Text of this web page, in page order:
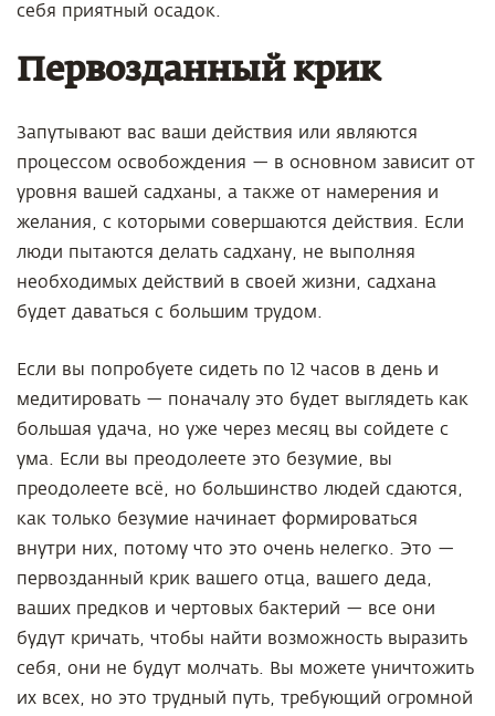
себя приятный осадок.
Первозданный крик
Запутывают вас ваши действия или являются
процессом освобождения — в основном зависит от
уровня вашей садханы, а также от намерения и
желания, с которыми совершаются действия. Если
люди пытаются делать садхану, не выполняя
необходимых действий в своей жизни, садхана
будет даваться с большим трудом.
Если вы попробуете сидеть по 12 часов в день и
медитировать — поначалу это будет выглядеть как
большая удача, но уже через месяц вы сойдете с
ума. Если вы преодолеете это безумие, вы
преодолеете всё, но большинство людей сдаются,
как только безумие начинает формироваться
внутри них, потому что это очень нелегко. Это —
первозданный крик вашего отца, вашего деда,
ваших предков и чертовых бактерий — все они
будут кричать, чтобы найти возможность выразить
себя, они не будут молчать. Вы можете уничтожить
их всех, но это трудный путь, требующий огромной